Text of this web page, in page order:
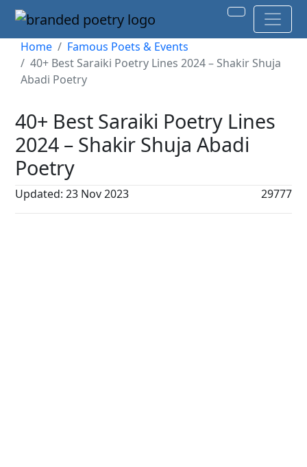
Home
Famous Poets & Events
40+ Best Saraiki Poetry Lines 2024 – Shakir Shuja
Abadi Poetry
40+ Best Saraiki Poetry Lines
2024 – Shakir Shuja Abadi
Poetry
Updated: 23 Nov 2023 29777